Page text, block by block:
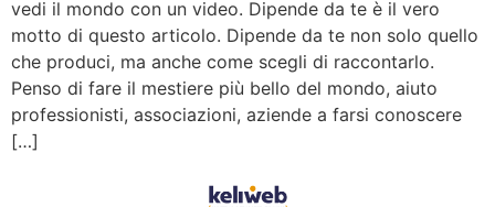
vedi il mondo con un video. Dipende da te è il vero
motto di questo articolo. Dipende da te non solo quello
che produci, ma anche come scegli di raccontarlo.
Penso di fare il mestiere più bello del mondo, aiuto
professionisti, associazioni, aziende a farsi conoscere
[…]